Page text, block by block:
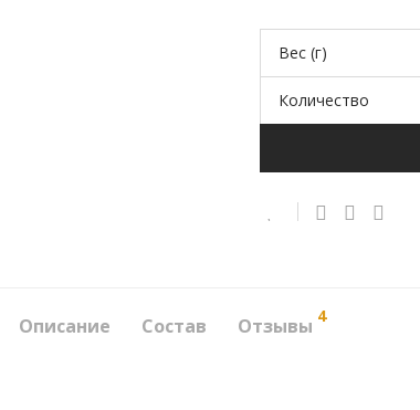
Вес (г)
Количество
Описание Состав Отзывы 4